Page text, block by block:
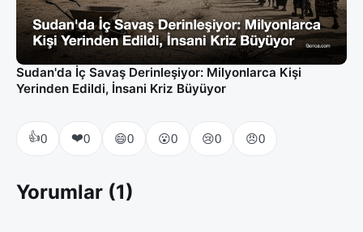
Sudan'da İç Savaş Derinleşiyor: Milyonlarca Kişi
Yerinden Edildi, İnsani Kriz Büyüyor
👍0 ❤️0 😄0 😮0 😢0 😠0
Yorumlar (1)